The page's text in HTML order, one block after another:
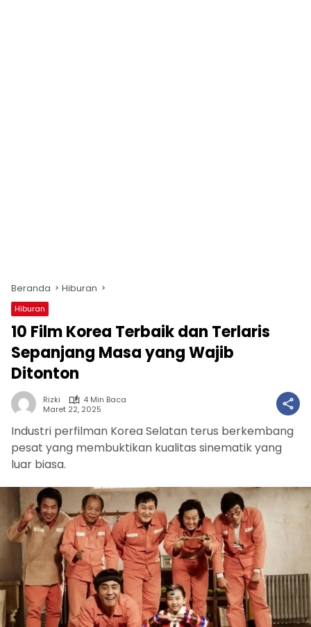
Beranda Hiburan
Hiburan
10 Film Korea Terbaik dan Terlaris
Sepanjang Masa yang Wajib
Ditonton
Rizki
4 Min Baca
Maret 22, 2025
Industri perfilman Korea Selatan terus berkembang
pesat yang membuktikan kualitas sinematik yang
luar biasa.